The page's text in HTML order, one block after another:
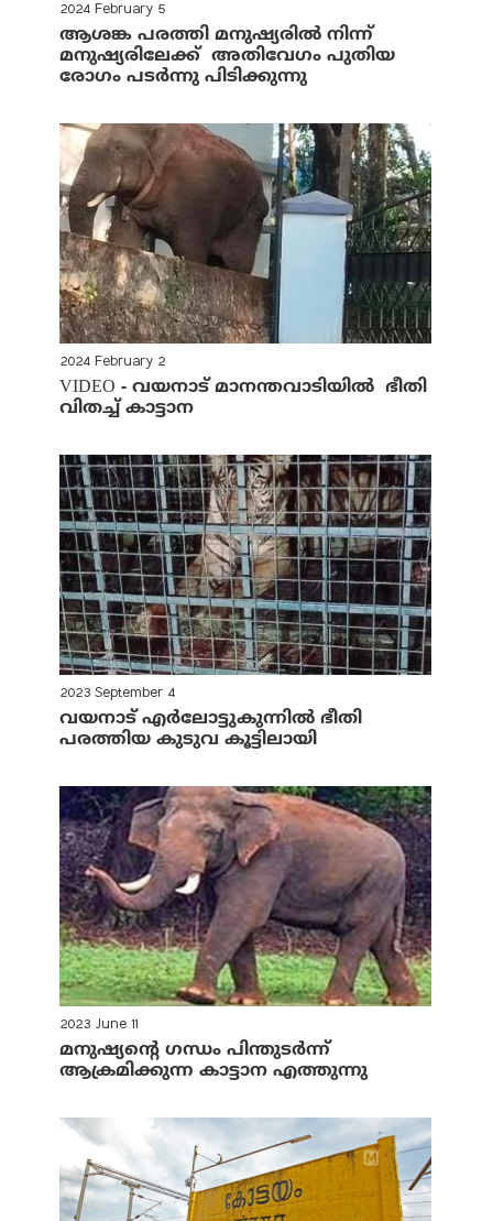
2024 February 5
ആശങ്ക പരത്തി മനുഷ്യരില്‍ നിന്ന്
മനുഷ്യരിലേക്ക് അതിവേഗം പുതിയ
രോഗം പടര്‍ന്നു പിടിക്കുന്നു
2024 February 2
VIDEO - വയനാട് മാനന്തവാടിയില്‍ ഭീതി
വിതച്ച് കാട്ടാന
2023 September 4
വയനാട് എര്‍ലോട്ടുകുന്നില്‍ ഭീതി
പരത്തിയ കുടുവ കൂട്ടിലായി
2023 June 11
മനുഷ്യന്റെ ഗന്ധം പിന്തുടര്‍ന്ന്
ആക്രമിക്കുന്ന കാട്ടാന എത്തുന്നു